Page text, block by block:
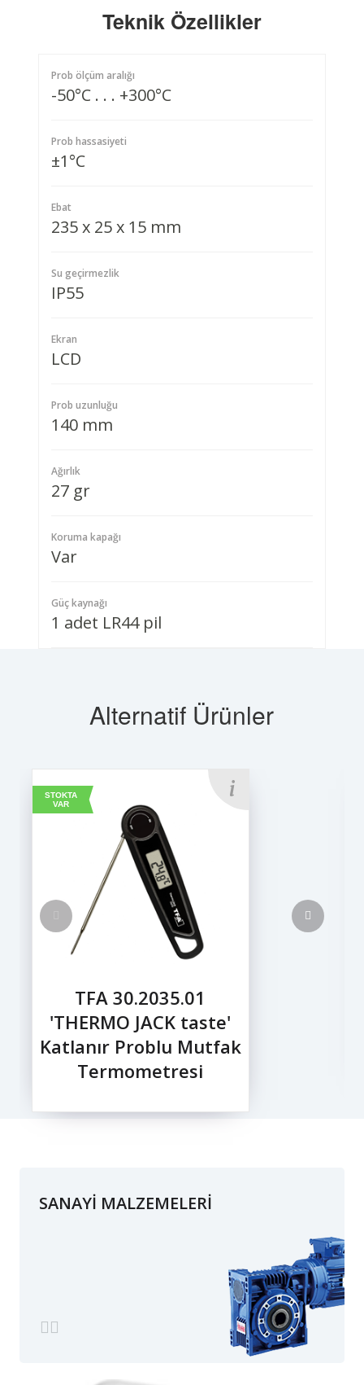
Teknik Özellikler
Prob ölçüm aralığı
-50°C . . . +300°C
Prob hassasiyeti
±1°C
Ebat
235 x 25 x 15 mm
Su geçirmezlik
IP55
Ekran
LCD
Prob uzunluğu
140 mm
Ağırlık
27 gr
Koruma kapağı
Var
Güç kaynağı
1 adet LR44 pil
Alternatif Ürünler
STOKTA
VAR
TFA 30.2035.01
'THERMO JACK taste'
Katlanır Problu Mutfak
Termometresi
SANAYİ MALZEMELERİ